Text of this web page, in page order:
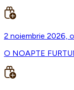
2 noiembrie 2026,
O NOAPTE